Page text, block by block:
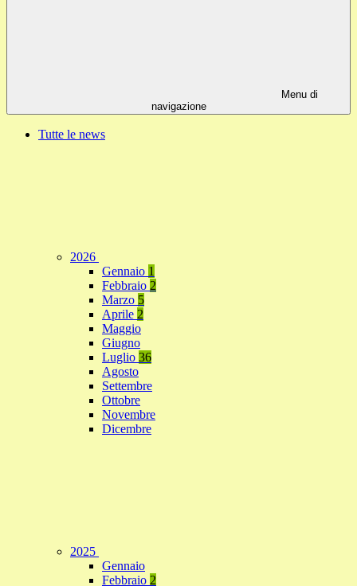
Menu di
navigazione
Tutte le news
2026
Gennaio 1
Febbraio 2
Marzo 5
Aprile 2
Maggio
Giugno
Luglio 36
Agosto
Settembre
Ottobre
Novembre
Dicembre
2025
Gennaio
Febbraio 2